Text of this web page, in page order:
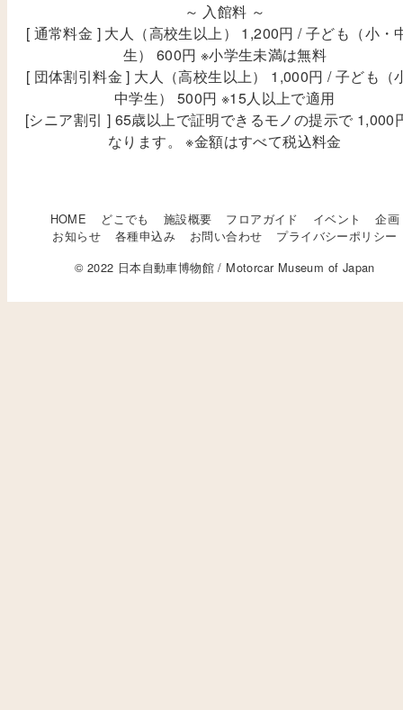
～ 入館料 ～
[ 通常料金 ] 大人（高校生以上） 1,200円 / 子ども（小・
生） 600円 ※小学生未満は無料
[ 団体割引料金 ] 大人（高校生以上） 1,000円 / 子ども（
中学生） 500円 ※15人以上で適用
[シニア割引 ] 65歳以上で証明できるモノの提示で 1,000
なります。 ※金額はすべて税込料金
HOME どこでも 施設概要 フロアガイド イベント
企画
お知らせ
各種申込み お問い合わせ
プライバシーポリシー
© 2022 日本自動車博物館 / Motorcar Museum of Japan